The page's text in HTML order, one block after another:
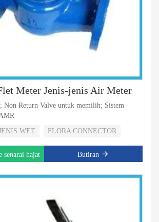
Meter Jenis-jenis Air Meter
Non Return Valve untuk memilih; Sistem
WET FLORA CONNECTOR
senarai hajat Butiran